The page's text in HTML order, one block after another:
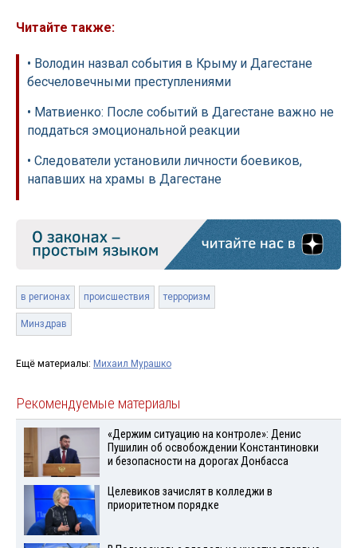
Читайте также:
• Володин назвал события в Крыму и Дагестане
бесчеловечными преступлениями
• Матвиенко: После событий в Дагестане важно не
поддаться эмоциональной реакции
• Следователи установили личности боевиков,
напавших на храмы в Дагестане
в регионах происшествия терроризм
Минздрав
Ещё материалы: Михаил Мурашко
Рекомендуемые материалы
«Держим ситуацию на контроле»: Денис
Пушилин об освобождении Константиновки
и безопасности на дорогах Донбасса
Целевиков зачислят в колледжи в
приоритетном порядке